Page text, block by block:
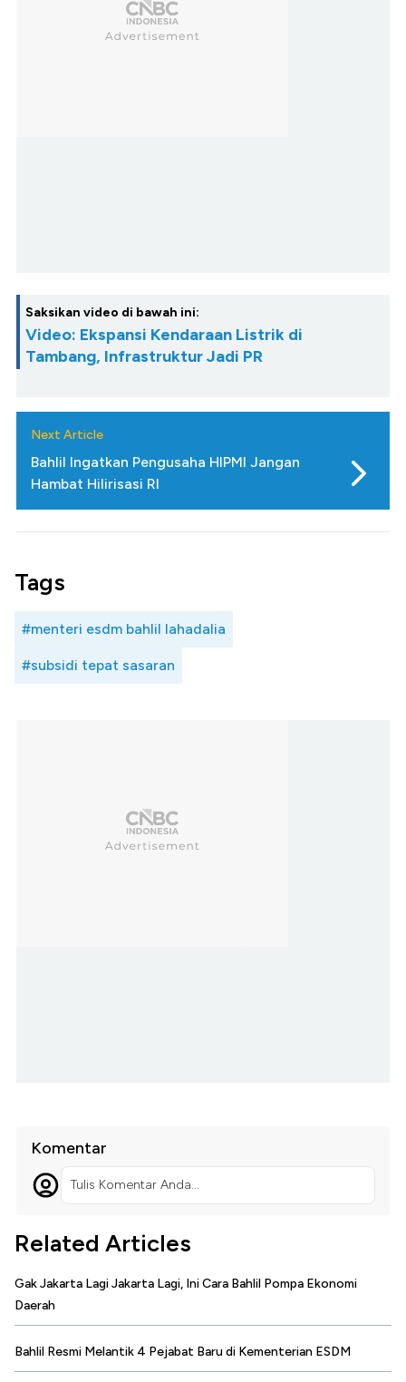
Saksikan video di bawah ini:
Video: Ekspansi Kendaraan Listrik di
Tambang, Infrastruktur Jadi PR
Next Article
Bahlil Ingatkan Pengusaha HIPMI Jangan
Hambat Hilirisasi RI
Tags
#menteri esdm bahlil lahadalia
#subsidi tepat sasaran
Komentar
Tulis Komentar Anda...
Related Articles
Gak Jakarta Lagi Jakarta Lagi, Ini Cara Bahlil Pompa Ekonomi
Daerah
Bahlil Resmi Melantik 4 Pejabat Baru di Kementerian ESDM